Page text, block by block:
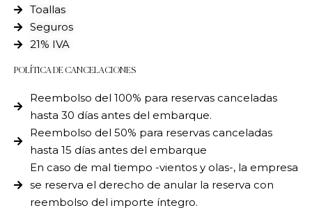
Toallas
Seguros
21% IVA
POLÍTICA DE CANCELACIONES
Reembolso del 100% para reservas canceladas
hasta 30 días antes del embarque.
Reembolso del 50% para reservas canceladas
hasta 15 días antes del embarque
En caso de mal tiempo -vientos y olas-, la empresa
se reserva el derecho de anular la reserva con
reembolso del importe íntegro.